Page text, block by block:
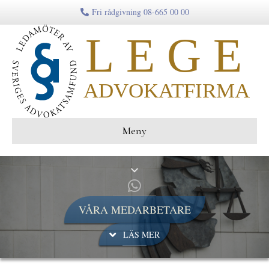
Fri rådgivning 08-665 00 00
Meny
VÅRA MEDARBETARE
LÄS MER